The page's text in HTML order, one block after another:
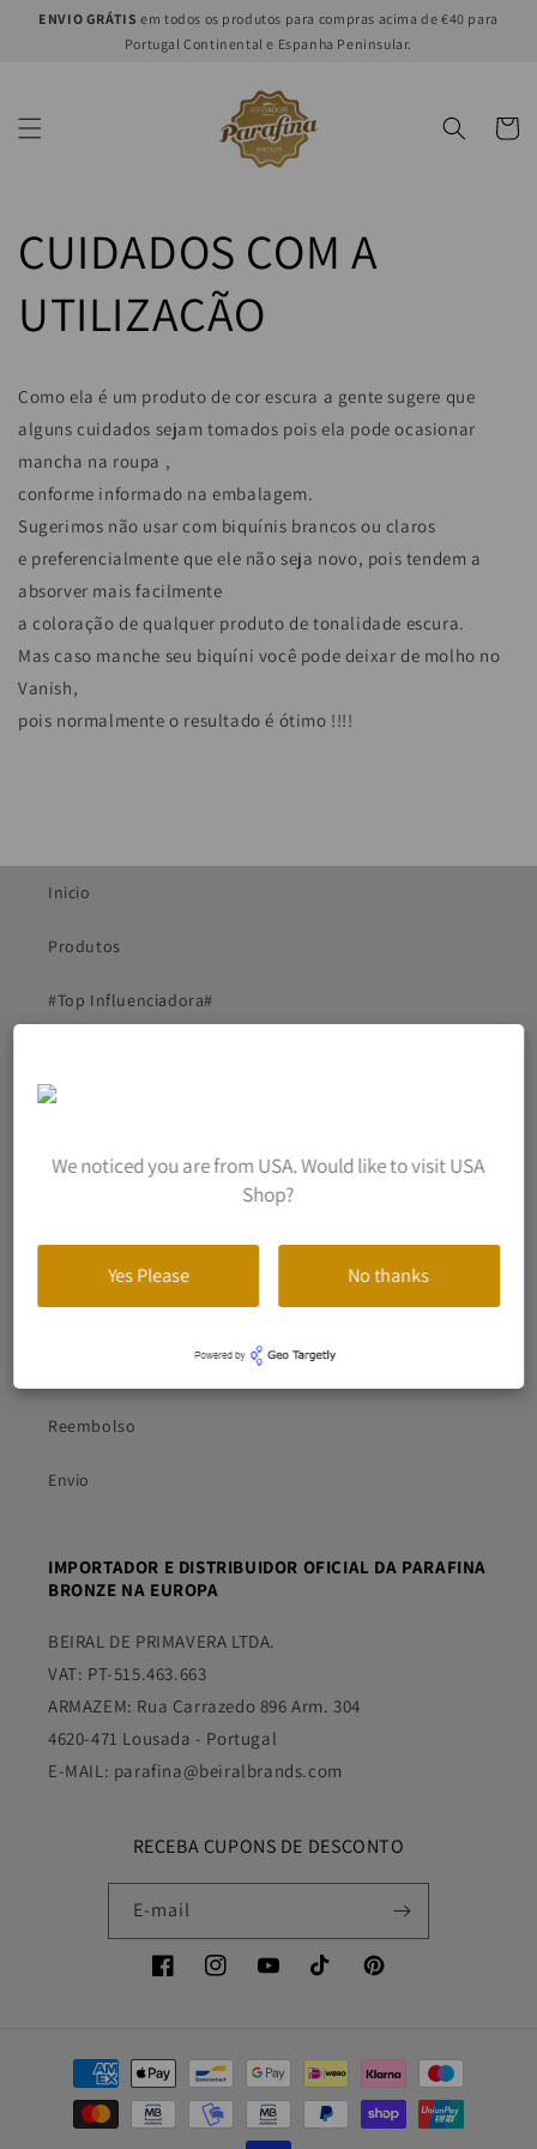
para o
ENVIO GRÁTIS em todos os produtos para compras acima de €40 para
Portugal Continental e Espanha Peninsular.
CUIDADOS COM A
UTILIZAÇÃO
Como ela é um produto de cor escura a gente sugere que
alguns cuidados sejam tomados pois ela pode ocasionar
mancha na roupa ,
conforme informado na embalagem.
Sugerimos não usar com biquínis brancos ou claros
e preferencialmente que ele não seja novo, pois tendem a
absorver mais facilmente
a coloração de qualquer produto de tonalidade escura.
Mas caso manche seu biquíni você pode deixar de molho no
Vanish,
pois normalmente o resultado é ótimo !!!!
Inicio
Produtos
#Top Influenciadora#
Nosso carinho em cada envio
Contacto
Reembolso
Envio
IMPORTADOR E DISTRIBUIDOR OFICIAL DA PARAFINA
BRONZE NA EUROPA
BEIRAL DE PRIMAVERA LTDA.
VAT: PT-515.463.663
ARMAZEM: Rua Carrazedo 896 Arm. 304
4620-471 Lousada - Portugal
E-MAIL: parafina@beiralbrands.com
RECEBA CUPONS DE DESCONTO
E-mail
FacebookInstagramYouTubeTikTok Pinterest
Métodos
pagamento
We noticed you are from USA. Would like to visit USA
Shop?
Yes Please No thanks